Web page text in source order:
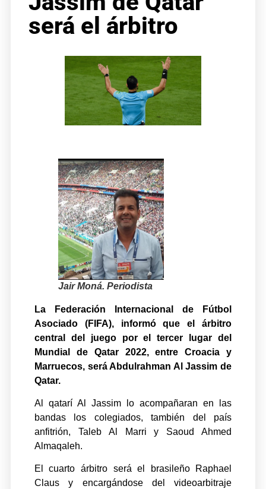
será el árbitro
Jair Moná. Periodista
La Federación Internacional de Fútbol
Asociado (FIFA), informó que el árbitro
central del juego por el tercer lugar del
Mundial de Qatar 2022, entre Croacia y
Marruecos, será Abdulrahman Al Jassim de
Qatar.
Al qatarí Al Jassim lo acompañaran en las
bandas los colegiados, también del país
anfitrión, Taleb Al Marri y Saoud Ahmed
Almaqaleh.
El cuarto árbitro será el brasileño Raphael
Claus y encargándose del videoarbitraje